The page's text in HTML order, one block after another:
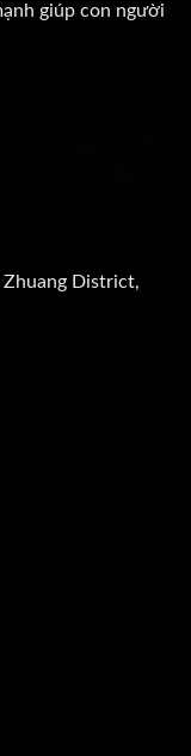
giúp con người
Zhuang District,